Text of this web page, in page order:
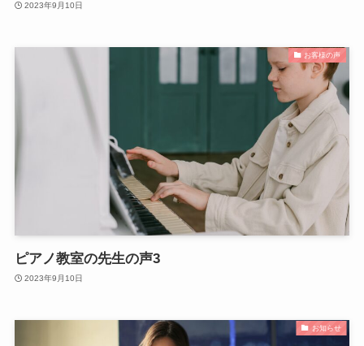
2023年9月10日
お客様の声
ピアノ教室の先生の声3
2023年9月10日
お知らせ